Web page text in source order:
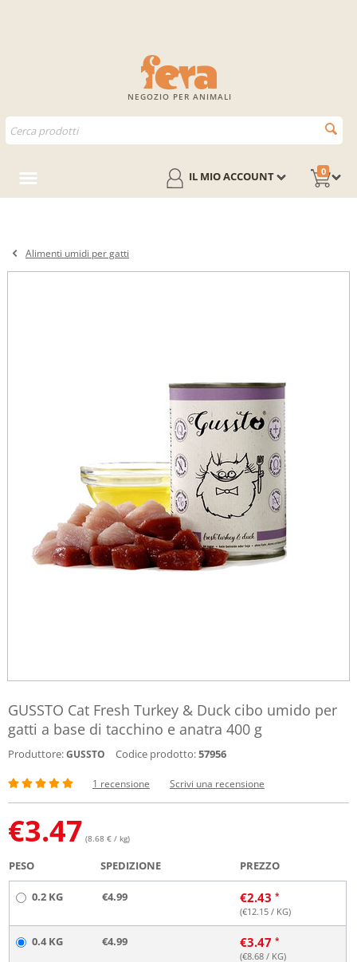
NEGOZIO PER ANIMALI
0
IL MIO ACCOUNT
Alimenti umidi per gatti
GUSSTO Cat Fresh Turkey & Duck cibo umido per
gatti a base di tacchino e anatra 400 g
Produttore:GUSSTO Codice prodotto:57956
1 recensione Scrivi una recensione
€3.47 (8.68 € / kg)
PESO SPEDIZIONE PREZZO
0.2 KG €4.99 €2.43
(€12.15 / KG)
0.4 KG €4.99 €3.47
(€8.68 / KG)